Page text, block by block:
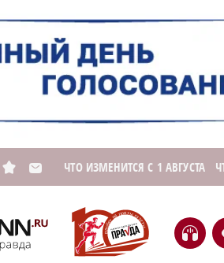
s M ЧТО ИЗМЕНИТСЯ С 1 АВГУСТА
H